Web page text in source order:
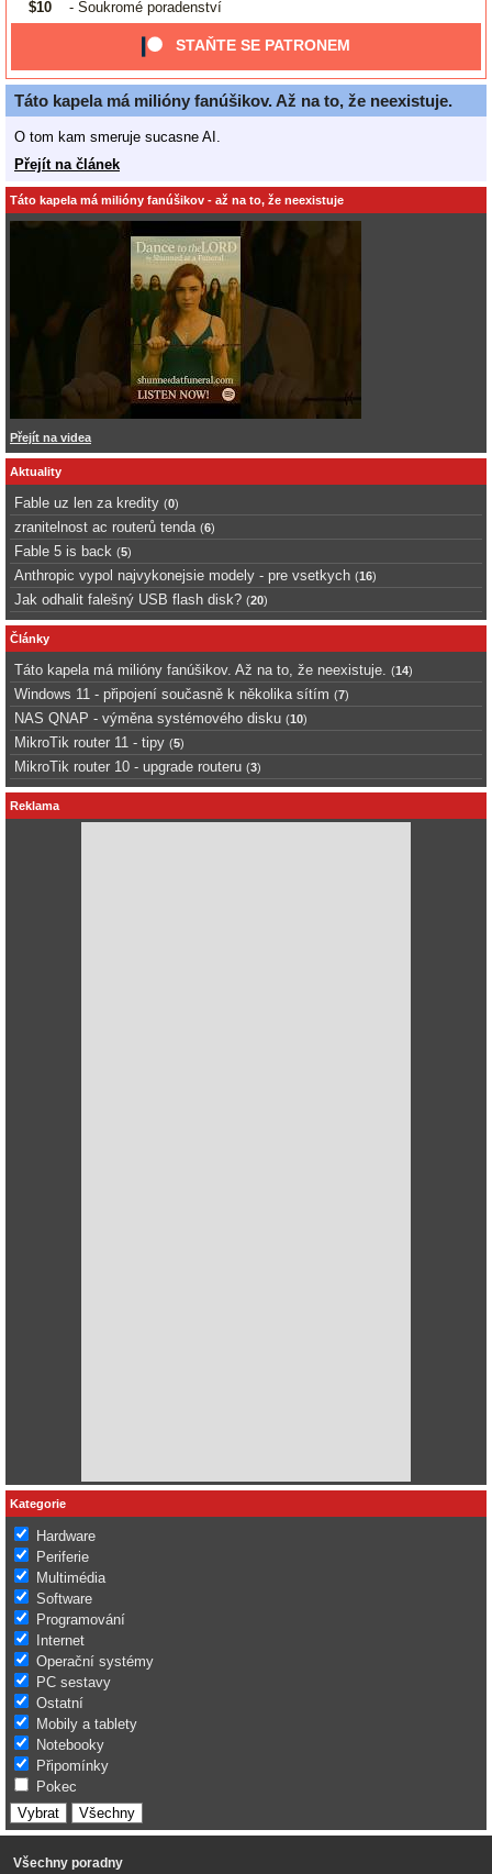
$10
- Soukromé poradenství
STAŇTE SE PATRONEM
Táto kapela má milióny fanúšikov. Až na to, že neexistuje.
O tom kam smeruje sucasne AI.
Přejít na článek
Táto kapela má milióny fanúšikov - až na to, že neexistuje
Přejít na videa
Aktuality
Fable uz len za kredity (0)
zranitelnost ac routerů tenda (6)
Fable 5 is back (5)
Anthropic vypol najvykonejsie modely - pre vsetkych (16)
Jak odhalit falešný USB flash disk? (20)
Články
Táto kapela má milióny fanúšikov. Až na to, že neexistuje. (14)
Windows 11 - připojení současně k několika sítím (7)
NAS QNAP - výměna systémového disku (10)
MikroTik router 11 - tipy (5)
MikroTik router 10 - upgrade routeru (3)
Reklama
Kategorie
Hardware
Periferie
Multimédia
Software
Programování
Internet
Operační systémy
PC sestavy
Ostatní
Mobily a tablety
Notebooky
Připomínky
Pokec
Všechny poradny